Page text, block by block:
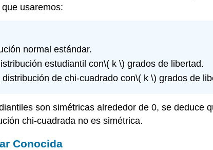
usaremos:
normal estándar.
estudiantil con\( k \) grados de libertad.
distribución de chi-cuadrado con\( k \) grados de
son simétricas alrededor de 0, se deduce
chi-cuadrada no es simétrica.
Conocida